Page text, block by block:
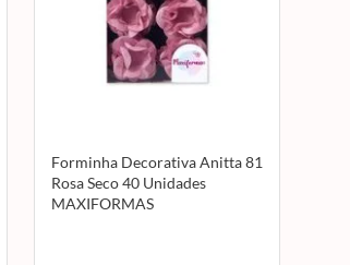
Forminha Decorativa Anitta 81
Rosa Seco 40 Unidades
MAXIFORMAS